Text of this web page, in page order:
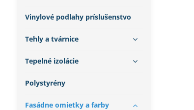
Vinylové podlahy príslušenstvo
Tehly a tvárnice
Tepelné izolácie
Polystyrény
Fasádne omietky a farby